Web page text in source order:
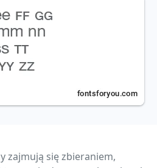
zajmują się zbieraniem,